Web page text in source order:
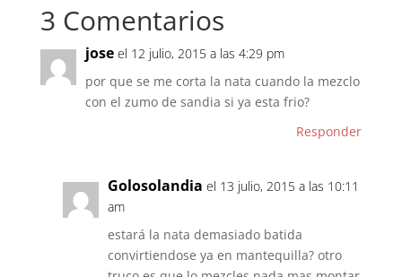
3 Comentarios
jose el 12 julio, 2015 a las 4:29 pm
por que se me corta la nata cuando la mezclo
con el zumo de sandia si ya esta frio?
Responder
Golosolandia el 13 julio, 2015 a las 10:11
am
estará la nata demasiado batida
convirtiendose ya en mantequilla? otro